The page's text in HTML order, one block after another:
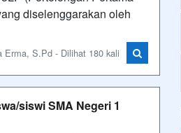
diselenggarakan oleh
Erma, S.Pd - Dilihat 180 kali
siswi SMA Negeri 1